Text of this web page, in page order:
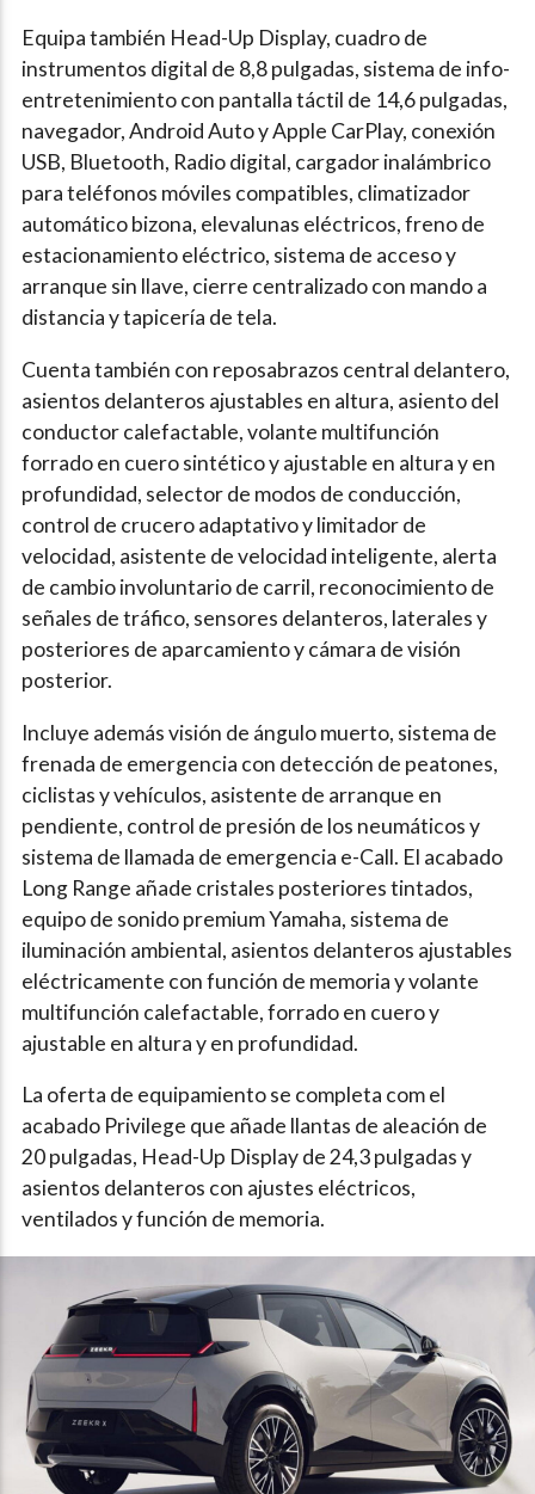
Equipa también Head-Up Display, cuadro de
instrumentos digital de 8,8 pulgadas, sistema de info-
entretenimiento con pantalla táctil de 14,6 pulgadas,
navegador, Android Auto y Apple CarPlay, conexión
USB, Bluetooth, Radio digital, cargador inalámbrico
para teléfonos móviles compatibles, climatizador
automático bizona, elevalunas eléctricos, freno de
estacionamiento eléctrico, sistema de acceso y
arranque sin llave, cierre centralizado con mando a
distancia y tapicería de tela.
Cuenta también con reposabrazos central delantero,
asientos delanteros ajustables en altura, asiento del
conductor calefactable, volante multifunción
forrado en cuero sintético y ajustable en altura y en
profundidad, selector de modos de conducción,
control de crucero adaptativo y limitador de
velocidad, asistente de velocidad inteligente, alerta
de cambio involuntario de carril, reconocimiento de
señales de tráfico, sensores delanteros, laterales y
posteriores de aparcamiento y cámara de visión
posterior.
Incluye además visión de ángulo muerto, sistema de
frenada de emergencia con detección de peatones,
ciclistas y vehículos, asistente de arranque en
pendiente, control de presión de los neumáticos y
sistema de llamada de emergencia e-Call. El acabado
Long Range añade cristales posteriores tintados,
equipo de sonido premium Yamaha, sistema de
iluminación ambiental, asientos delanteros ajustables
eléctricamente con función de memoria y volante
multifunción calefactable, forrado en cuero y
ajustable en altura y en profundidad.
La oferta de equipamiento se completa com el
acabado Privilege que añade llantas de aleación de
20 pulgadas, Head-Up Display de 24,3 pulgadas y
asientos delanteros con ajustes eléctricos,
ventilados y función de memoria.